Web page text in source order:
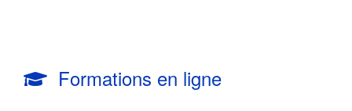
Formations en ligne